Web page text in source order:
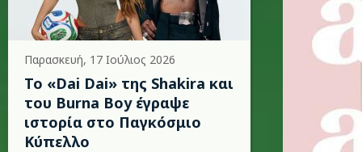
Παρασκευή, 17 Ιούλιος 2026
To «Dai Dai» της Shakira και
του Burna Boy έγραψε
ιστορία στο Παγκόσμιο
Κύπελλο